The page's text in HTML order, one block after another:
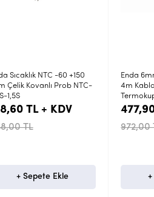
Enda 6mm çap 30mm dalma
4m Kablolu Bayonet
477,90 TL + KDV
972,00 TL
+ Sepete Ekle